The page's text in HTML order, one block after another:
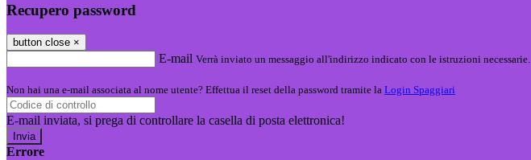
Recupero password
button close ×
E-mail Verrà inviato un messaggio all'indirizzo indicato con le istruzioni necessarie.
Non hai una e-mail associata al nome utente? Effettua il reset della password tramite la Login Spaggiari
E-mail inviata, si prega di controllare la casella di posta elettronica!
Errore